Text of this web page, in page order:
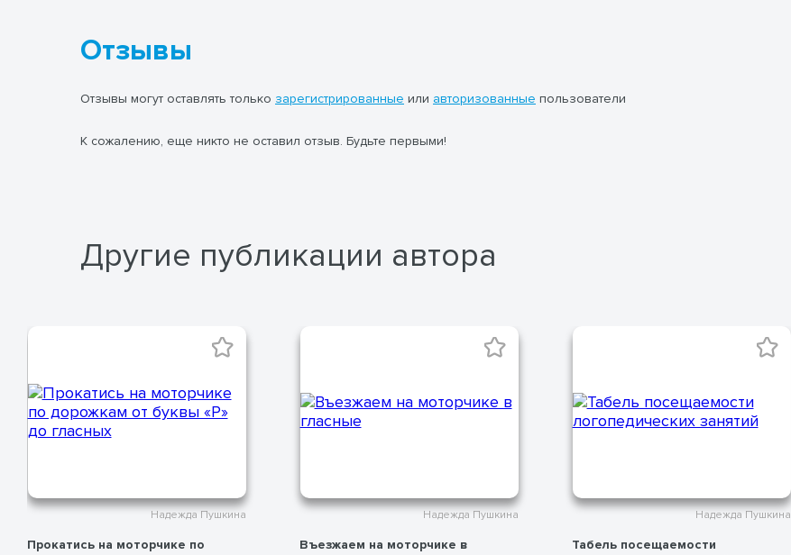
Отзывы
Отзывы могут оставлять только зарегистрированные или авторизованные пользователи
К сожалению, еще никто не оставил отзыв. Будьте первыми!
Другие публикации автора
Надежда Пушкина
Прокатись на моторчике по
Надежда Пушкина
Въезжаем на моторчике в
Надежда Пушкина
Табель посещаемости